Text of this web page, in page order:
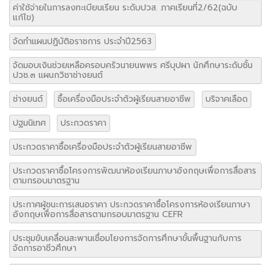
ค่าใช้จ่ายในการลงทะเบียนเรียน ระดับปวส. ภาคเรียนที่2/62(ฉบับ
แก้ไข)
จัดทำแผนปฏิบัติอราชการ ประจำปี2563
จัดมอบเงินช่วยเหลือครอบครัวนายนพพร ศรีบุปผา นักศึกษาระดับชั้น
ปวช.๓ แผนกวิชาช่างยนต์
ช่างยนต์
ซื้อเครื่องมือประจำตัวผู้เรียนสายอาชีพ
บริจาคเลือด
ปฐมนิเทศ
ประกวดราคา
ประกวดราคาซื้อเครื่องมือประจำตัวผู้เรียนสายอาชีพ
ประกวดราคาซื้อโครงการพัฒนาห้องเรียนภาษาอังกฤษเพื่อการสื่อสาร
ตามกรอบมาตรฐาน
ประกาศผู้ชนะการเสนอราคา ประกวดราคาซื้อโครงการห้องเรียนภาษา
อังกฤษเพื่อการสื่อสารตามกรอบมาตรฐาน CEFR
ประชุมขับเคลื่อนสะพานเชื่อมโยงการจัดการศึกษาขั้นพื้นฐานกับการ
จัดการอาชีวศึกษา